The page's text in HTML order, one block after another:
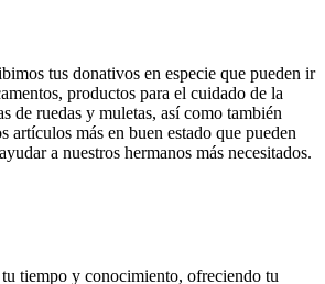
tus donativos en especie que pueden ir
productos para el cuidado de la
de ruedas y muletas, así como también
artículos más en buen estado que pueden
a nuestros hermanos más necesitados.
tiempo y conocimiento, ofreciendo tu